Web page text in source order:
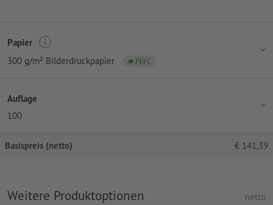
Papier
300 g/m² Bilderdruckpapier
PEFC
Auflage
100
Basispreis (netto) € 141,39
Weitere Produktoptionen netto